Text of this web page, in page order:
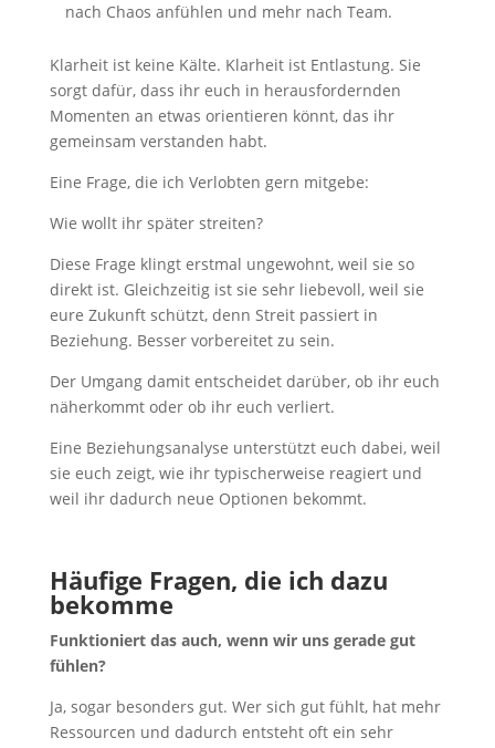
nach Chaos anfühlen und mehr nach Team.
Klarheit ist keine Kälte. Klarheit ist Entlastung. Sie
sorgt dafür, dass ihr euch in herausfordernden
Momenten an etwas orientieren könnt, das ihr
gemeinsam verstanden habt.
Eine Frage, die ich Verlobten gern mitgebe:
Wie wollt ihr später streiten?
Diese Frage klingt erstmal ungewohnt, weil sie so
direkt ist. Gleichzeitig ist sie sehr liebevoll, weil sie
eure Zukunft schützt, denn Streit passiert in
Beziehung. Besser vorbereitet zu sein.
Der Umgang damit entscheidet darüber, ob ihr euch
näherkommt oder ob ihr euch verliert.
Eine Beziehungsanalyse unterstützt euch dabei, weil
sie euch zeigt, wie ihr typischerweise reagiert und
weil ihr dadurch neue Optionen bekommt.
Häufige Fragen, die ich dazu
bekomme
Funktioniert das auch, wenn wir uns gerade gut
fühlen?
Ja, sogar besonders gut. Wer sich gut fühlt, hat mehr
Ressourcen und dadurch entsteht oft ein sehr